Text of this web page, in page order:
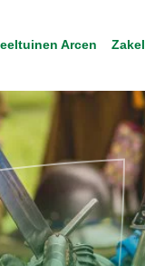
Arcen